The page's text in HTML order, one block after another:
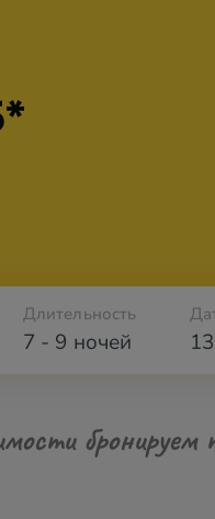
7 - 9 ночей
Длительность